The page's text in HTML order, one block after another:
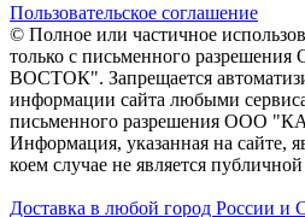
Пользовательское соглашение
© Полное или частичное
только с письменного
ВОСТОК". Запрещается
информации сайта любыми
письменного разрешения ООО
Информация, указанная на сайте,
коем случае не является
Доставка в любой город России и